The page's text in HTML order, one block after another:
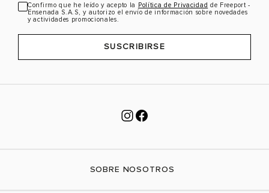
Confirmo que he leído y acepto la Política de Privacidad de Freeport -
Ensenada S.A.S, y autorizo el envío de información sobre novedades
y actividades promocionales.
SUSCRIBIRSE
SOBRE NOSOTROS